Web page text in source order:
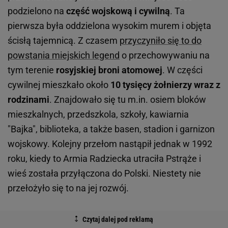
podzielono na część wojskową i cywilną. Ta
pierwsza była oddzielona wysokim murem i objęta
ścisłą tajemnicą. Z czasem przyczyniło się to do
powstania miejskich legend o przechowywaniu na
tym terenie rosyjskiej broni atomowej. W części
cywilnej mieszkało około 10 tysięcy żołnierzy wraz z
rodzinami. Znajdowało się tu m.in. osiem bloków
mieszkalnych, przedszkola, szkoły, kawiarnia
"Bajka", biblioteka, a także basen, stadion i garnizon
wojskowy. Kolejny przełom nastąpił jednak w 1992
roku, kiedy to Armia Radziecka utraciła Pstrąże i
wieś została przyłączona do Polski. Niestety nie
przełożyło się to na jej rozwój.